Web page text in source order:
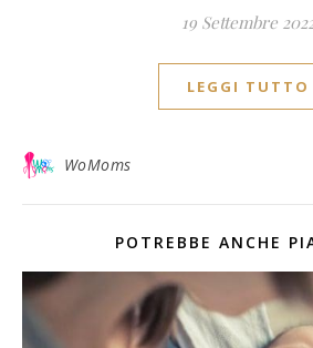
19 Settembre
LEGGI TUTTO
WoMoms
POTREBBE ANCHE